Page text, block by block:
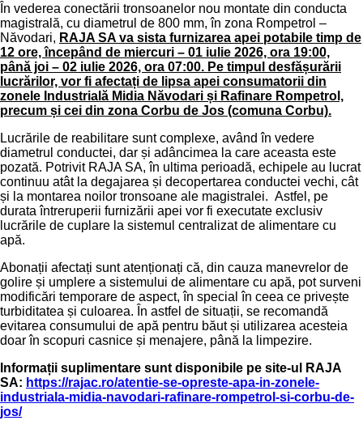
În vederea conectării tronsoanelor nou montate din conducta
magistrală, cu diametrul de 800 mm, în zona Rompetrol –
Năvodari, RAJA SA va sista furnizarea apei potabile timp de
12 ore, începând de miercuri – 01 iulie 2026, ora 19:00,
până joi – 02 iulie 2026, ora 07:00. Pe timpul desfășurării
lucrărilor, vor fi afectați de lipsa apei consumatorii din
zonele Industrială Midia Năvodari și Rafinare Rompetrol,
precum și cei din zona Corbu de Jos (comuna Corbu).
Lucrările de reabilitare sunt complexe, având în vedere
diametrul conductei, dar și adâncimea la care aceasta este
pozată. Potrivit RAJA SA, în ultima perioadă, echipele au lucrat
continuu atât la degajarea și decopertarea conductei vechi, cât
și la montarea noilor tronsoane ale magistralei. Astfel, pe
durata întreruperii furnizării apei vor fi executate exclusiv
lucrările de cuplare la sistemul centralizat de alimentare cu
apă.
Abonații afectați sunt atenționați că, din cauza manevrelor de
golire și umplere a sistemului de alimentare cu apă, pot surveni
modificări temporare de aspect, în special în ceea ce privește
turbiditatea și culoarea. În astfel de situații, se recomandă
evitarea consumului de apă pentru băut și utilizarea acesteia
doar în scopuri casnice și menajere, până la limpezire.
Informații suplimentare sunt disponibile pe site-ul RAJA
SA: https://rajac.ro/atentie-se-opreste-apa-in-zonele-
industriala-midia-navodari-rafinare-rompetrol-si-corbu-de-
jos/